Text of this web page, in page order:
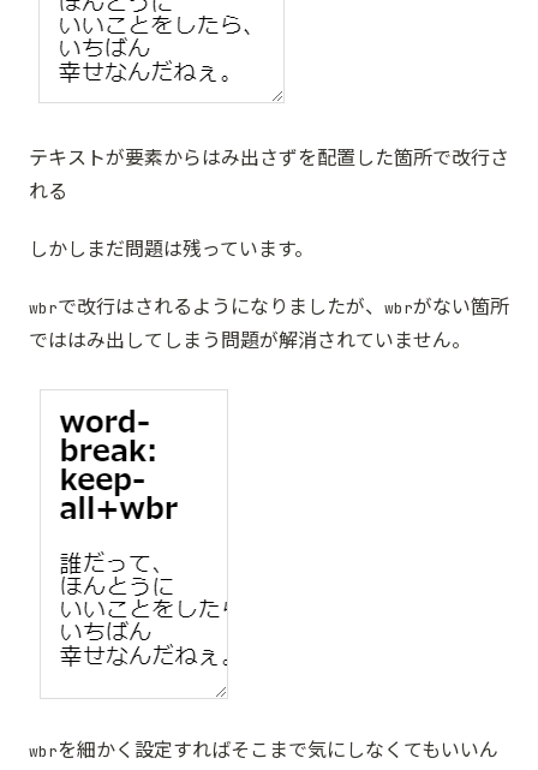
テキストが要素からはみ出さずを配置した箇所で改行さ
れる
しかしまだ問題は残っています。
wbrで改行はされるようになりましたが、 wbrがない箇所
でははみ出してしまう問題が解消されていません。
wbrを細かく設定すればそこまで気にしなくてもいいん